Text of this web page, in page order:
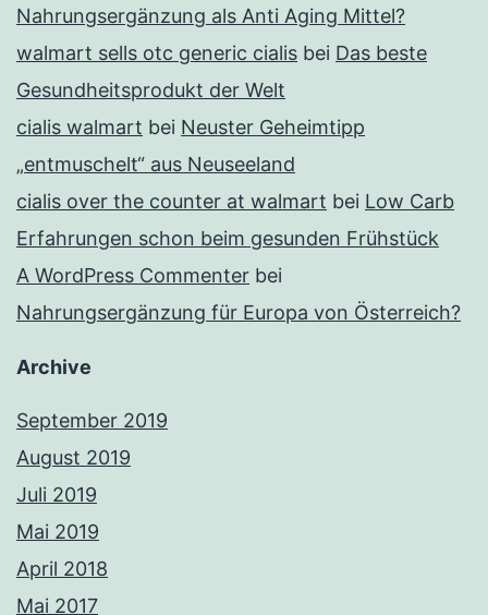
Nahrungsergänzung als Anti Aging Mittel?
walmart sells otc generic cialis bei Das beste
Gesundheitsprodukt der Welt
cialis walmart bei Neuster Geheimtipp
„entmuschelt“ aus Neuseeland
cialis over the counter at walmart bei Low Carb
Erfahrungen schon beim gesunden Frühstück
A WordPress Commenter bei
Nahrungsergänzung für Europa von Österreich?
Archive
September 2019
August 2019
Juli 2019
Mai 2019
April 2018
Mai 2017